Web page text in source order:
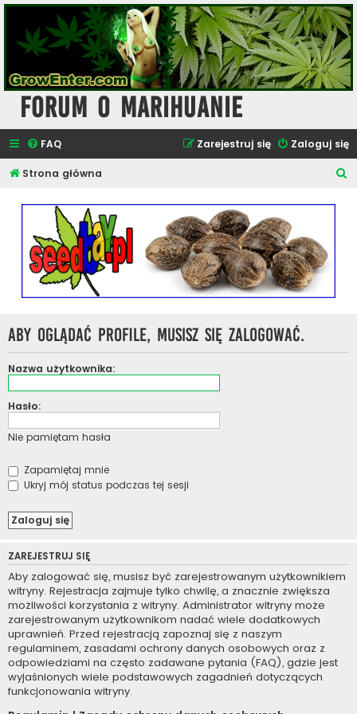
Forum o Marihuanie
FAQ Zaloguj się
Zarejestruj się
Strona główna
Aby oglądać profile, musisz się zalogować.
Nazwa użytkownika:
Hasło:
Nie pamiętam hasła
Zapamiętaj mnie
Ukryj mój status podczas tej sesji
ZAREJESTRUJ SIĘ
Aby zalogować się, musisz być zarejestrowanym użytkownikiem
witryny. Rejestracja zajmuje tylko chwilę, a znacznie zwiększa
możliwości korzystania z witryny. Administrator witryny może
zarejestrowanym użytkownikom nadać wiele dodatkowych
uprawnień. Przed rejestracją zapoznaj się z naszym
regulaminem, zasadami ochrony danych osobowych oraz z
odpowiedziami na często zadawane pytania (FAQ), gdzie jest
wyjaśnionych wiele podstawowych zagadnień dotyczących
funkcjonowania witryny.